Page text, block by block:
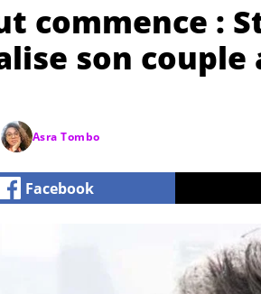
commence :
son couple
Asra Tombo
Facebook